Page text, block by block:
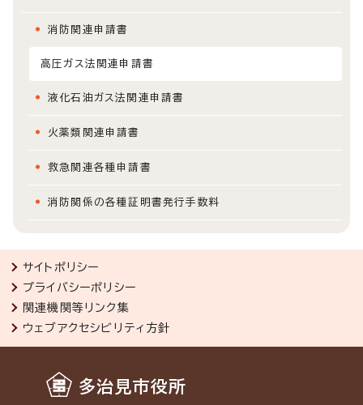
消防関連申請書
高圧ガス法関連申請書
液化石油ガス法関連申請書
火薬類関連申請書
救急関連各種申請書
消防関係の各種証明書発行手数料
サイトポリシー
プライバシーポリシー
関連機関等リンク集
ウェブアクセシビリティ方針
多治見市役所